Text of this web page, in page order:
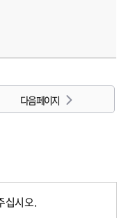
다음 페이지
십시오.